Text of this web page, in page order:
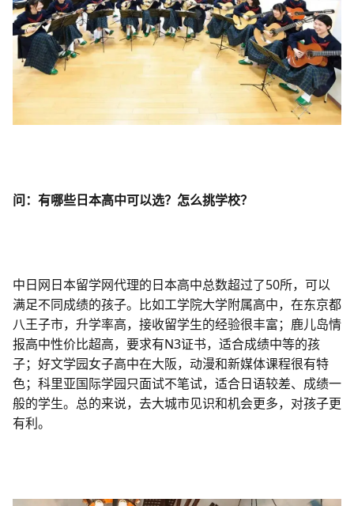
问：有哪些日本高中可以选？怎么挑学校？
中日网日本留学网代理的日本高中总数超过了50所，可以
满足不同成绩的孩子。比如工学院大学附属高中，在东京都
八王子市，升学率高，接收留学生的经验很丰富；鹿儿岛情
报高中性价比超高，要求有N3证书，适合成绩中等的孩
子；好文学园女子高中在大阪，动漫和新媒体课程很有特
色；科里亚国际学园只面试不笔试，适合日语较差、成绩一
般的学生。总的来说，去大城市见识和机会更多，对孩子更
有利。